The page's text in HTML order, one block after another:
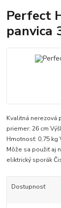
Perfect
panvica
Kvalitná nerezová
priemer: 26 cm
Hmotnosť: 0,75 kg
Môže sa použiť aj
eliktrický sporák
Dostupnosť